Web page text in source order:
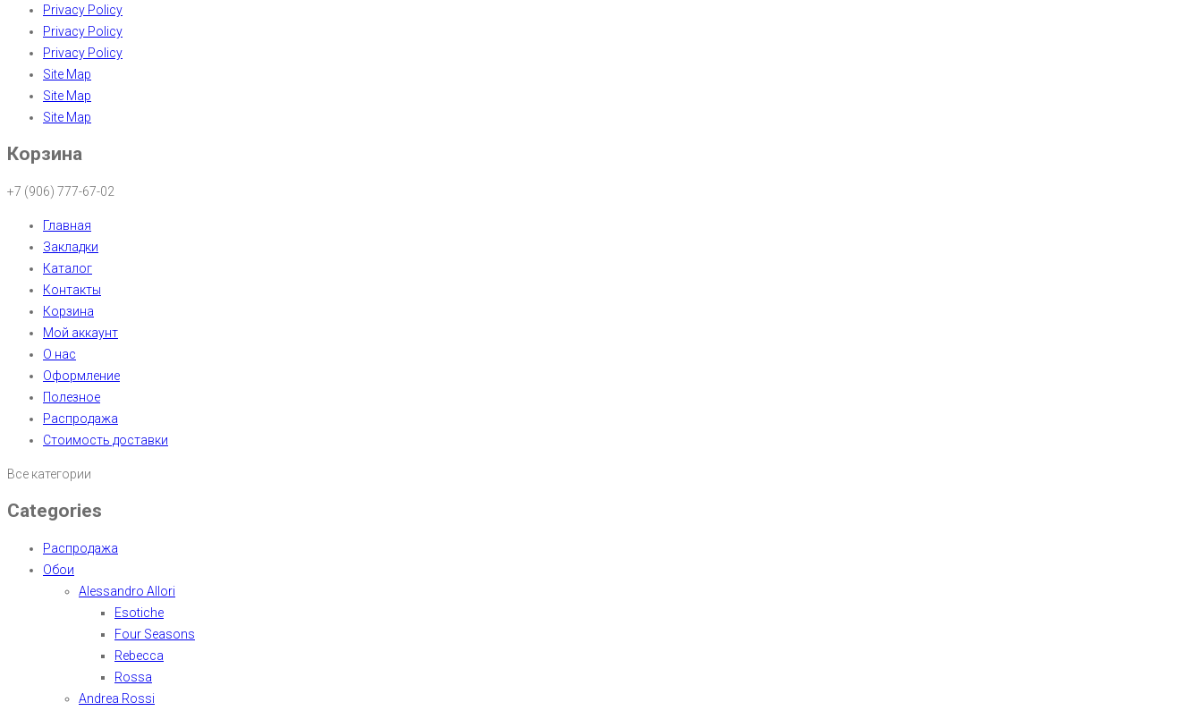
Privacy Policy
Privacy Policy
Privacy Policy
Site Map
Site Map
Site Map
Корзина
+7 (906) 777-67-02
Главная
Закладки
Каталог
Контакты
Корзина
Мой аккаунт
О нас
Оформление
Полезное
Распродажа
Стоимость доставки
Все категории
Categories
Распродажа
Обои
Alessandro Allori
Esotiche
Four Seasons
Rebecca
Rossa
Andrea Rossi